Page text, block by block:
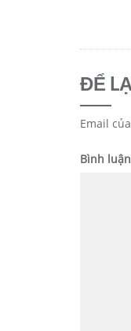
viết
ĐỂ
Email
Bình luận